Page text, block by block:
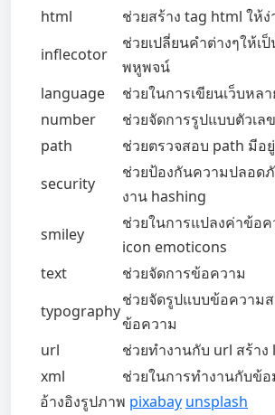
html
ช่วยสร้าง tag html ให้
inflecotor
ช่วยเปลี่ยนคำต่างๆให้เ
พหูพจน์
language
ช่วยในการเขียนเว็บหล
number
ช่วยจัดการรูปแบบตัวเลข
path
ช่วยตรวจสอบ path มีอ
security
ช่วยป้องกันความปลอด
งาน hashing
smiley
ช่วยในการแปลงค่าข้อค
icon emoticons
text
ช่วยจัดการข้อความ
typography
ช่วยจัดรูปแบบข้อความ
ข้อความ
url
ช่วยทำงานกับ url สร้าง
xml
ช่วยในการทำงานกับข้
อ้างอิงรูปภาพ pixabay unsplash